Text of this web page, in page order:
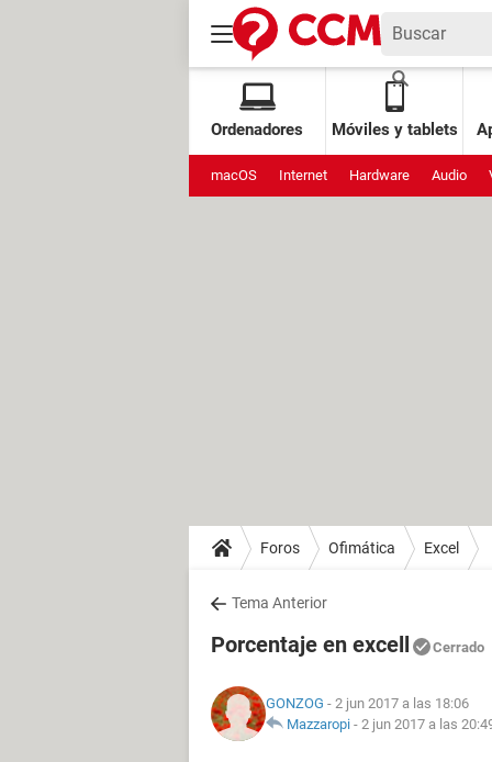
Ordenadores Móviles y tablets
macOS Internet Hardware Audio
Foros Ofimática Excel
Tema Anterior
Porcentaje en excell Cerrado
GONZOG - 2 jun 2017 a las 18:06
Mazzaropi - 2 jun 2017 a las